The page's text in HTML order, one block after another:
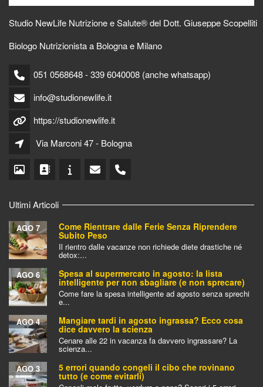
Studio NewLife Nutrizione e Salute® del Dott. Giuseppe Scopelliti
Biologo Nutrizionista a Bologna e Milano
051 0568648 - 339 6040008 (anche whatsapp)
info@studionewlife.it
https://studionewlife.it
Via Marconi 47 - Bologna
Ultimi Articoli
Come Rientrare dalle Ferie Senza Riprendere
Subito Peso
AGO 7
Il rientro dalle vacanze non richiede diete drastiche né
detox:...
Spesa al supermercato in agosto: la lista
intelligente per non sbagliare (e non sprecare)
AGO 6
Come fare la spesa intelligente ad agosto senza sprechi
e...
Mangiare tardi in agosto ingrassa? Ecco cosa
dice davvero la scienza
AGO 4
Cenare alle 22 in vacanza fa davvero ingrassare? La
scienza...
5 errori quando congeli il cibo che rovinano
tutto (e come evitarli)
AGO 3